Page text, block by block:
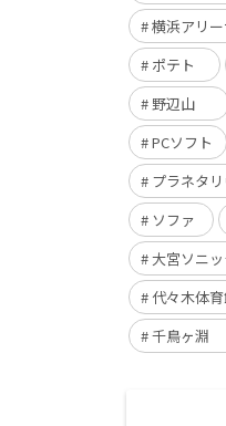
横浜アリ
ポテト
野辺山
PCソフト
プラネタ
ソファ
大宮ソニッ
代々木体
千鳥ヶ淵